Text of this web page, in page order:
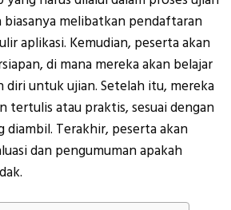
biasanya melibatkan pendaftaran
aplikasi. Kemudian, peserta akan
di mana mereka akan belajar
diri untuk ujian. Setelah itu, mereka
tertulis atau praktis, sesuai dengan
diambil. Terakhir, peserta akan
dan pengumuman apakah